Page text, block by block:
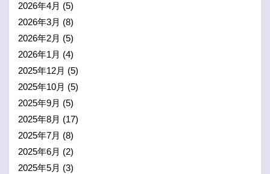
2026年4月 (5)
2026年3月 (8)
2026年2月 (5)
2026年1月 (4)
2025年12月 (5)
2025年10月 (5)
2025年9月 (5)
2025年8月 (17)
2025年7月 (8)
2025年6月 (2)
2025年5月 (3)